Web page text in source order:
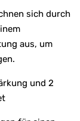
sich durch
aus, um
und 2